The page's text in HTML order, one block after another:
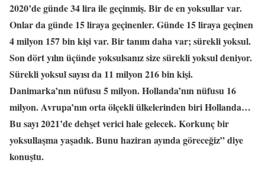
2020’de günde 34 lira ile geçinmiş. Bir de en yoksullar var.
Onlar da günde 15 liraya geçinenler. Günde 15 liraya geçinen
4 milyon 157 bin kişi var. Bir tanım daha var; sürekli yoksul.
Son dört yılın üçünde yoksulsanız size sürekli yoksul deniyor.
Sürekli yoksul sayısı da 11 milyon 216 bin kişi.
Danimarka’nın nüfusu 5 milyon. Hollanda’nın nüfusu 16
milyon. Avrupa’nın orta ölçekli ülkelerinden biri Hollanda…
Bu sayı 2021’de dehşet verici hale gelecek. Korkunç bir
yoksullaşma yaşadık. Bunu haziran ayında göreceğiz” diye
konuştu.